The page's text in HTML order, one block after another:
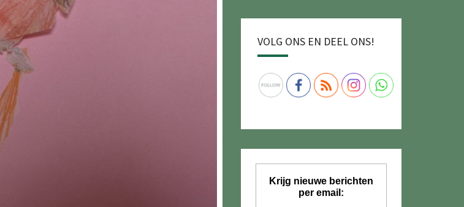
VOLG ONS EN DEEL ONS!
Krijg nieuwe berichten
per email: